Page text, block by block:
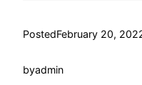
PostedFebruary 20,
byadmin